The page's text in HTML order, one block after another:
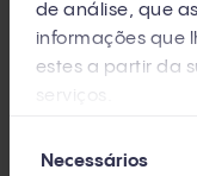
de análise, que
informações que
estes a partir da
deNecessários